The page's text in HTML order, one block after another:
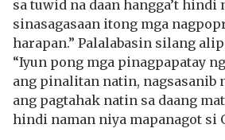
sa tuwid na daan hangga’t hindi
sinasagasaan itong mga
harapan.” Palalabasin silang
“Iyun pong mga pinagpapatay
ang pinalitan natin, nagsasanib
ang pagtahak natin sa daang
hindi naman niya mapanagot si